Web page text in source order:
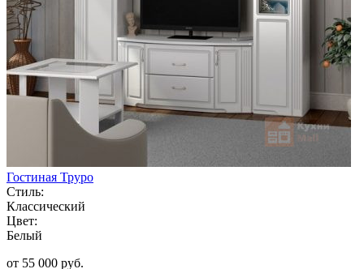
Гостиная Труро
Стиль:
Классический
Цвет:
Белый
от 55 000 руб.